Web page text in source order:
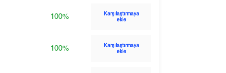
100%
Karşılaştırmaya
ekle
100%
Karşılaştırmaya
ekle